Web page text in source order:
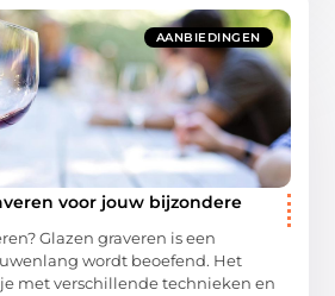
AANBIEDINGEN
voor jouw bijzondere
Glazen graveren is een
wordt beoefend. Het
met verschillende technieken en